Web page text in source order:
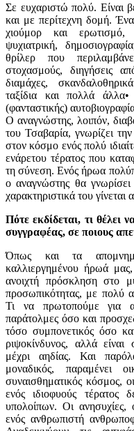
Σε ευχαριστώ πολύ. Είναι
και με περίτεχνη δομή. Ένα
χιούμορ και
ψυχιατρική,
θρίλερ που
στοχασμούς, διηγήσεις
διαμάχες,
ταξίδια και πολλά
(φανταστικής)
Ο αναγνώστης, λοιπόν,
του Τσαβαρία, γνωρίζει
στον κόσμο ενός πολύ
ενάρετου τέρατος που
τη σύνεση. Ενός ήρωα
ο αναγνώστης θα
χαρακτηριστικά του γίνεται
Πότε εκδίδεται, τι θέλει
συγγραφέας, σε ποιους
Όπως και τα
καλλιεργημένου ήρωά
ανοιχτή πρόσκληση στο
προσωπικότητας, με πολύ
Τι να πρωτοπούμε για
παράτολμες όσο και
τόσο συμπονετικός όσο
ριψοκίνδυνος, αλλά είναι
μέχρι αηδίας. Και
μοναδικός, παραμένει
συναισθηματικός κόσμος,
ενός ιδιοφυούς τέρατος
υπολοίπων. Οι ανησυχίες,
ενός ανθρωπιστή